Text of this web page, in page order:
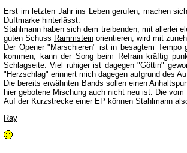
Erst im letzten Jahr ins Leben gerufen, machen
Duftmarke hinterlässt.
Stahlmann haben sich dem treibenden, mit allerlei
guten Schuss Rammstein orientieren, wird mit
Der Opener "Marschieren" ist in besagtem
kommen, kann der Song beim Refrain kräftig
Schlagseite. Viel ruhiger ist dagegen "Göttin"
"Herzschlag" erinnert mich dagegen aufgrund des
Die bereits erwähnten Bands sollen einen
hier gebotene Mischung auch nicht neu ist. Die
Auf der Kurzstrecke einer EP können Stahlmann
Ray